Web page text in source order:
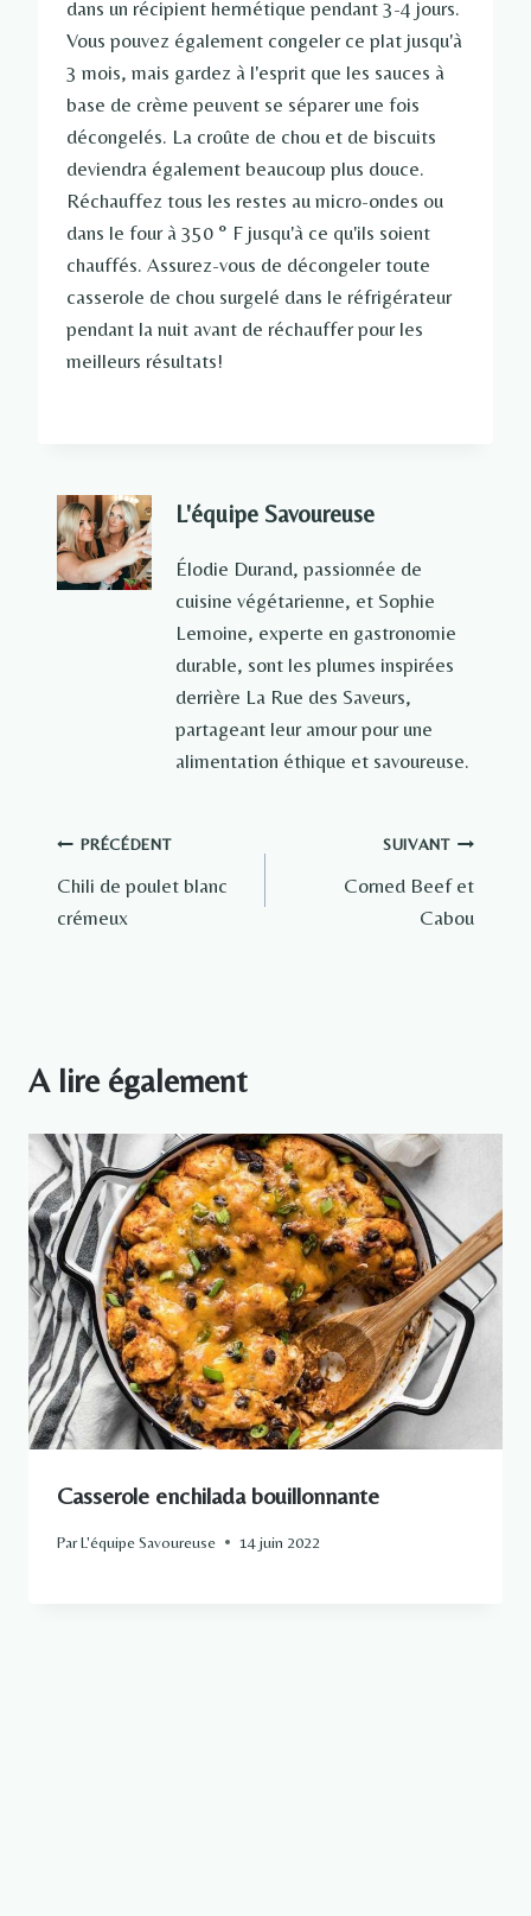
dans un récipient hermétique pendant 3-4 jours.
Vous pouvez également congeler ce plat jusqu'à
3 mois, mais gardez à l'esprit que les sauces à
base de crème peuvent se séparer une fois
décongelés. La croûte de chou et de biscuits
deviendra également beaucoup plus douce.
Réchauffez tous les restes au micro-ondes ou
dans le four à 350 ° F jusqu'à ce qu'ils soient
chauffés. Assurez-vous de décongeler toute
casserole de chou surgelé dans le réfrigérateur
pendant la nuit avant de réchauffer pour les
meilleurs résultats!
L'équipe Savoureuse
Élodie Durand, passionnée de
cuisine végétarienne, et Sophie
Lemoine, experte en gastronomie
durable, sont les plumes inspirées
derrière La Rue des Saveurs,
partageant leur amour pour une
alimentation éthique et savoureuse.
Navigation
de
PRÉCÉDENT
Chili de poulet blanc
crémeux
SUIVANT
Corned Beef et
Cabou
A lire également
Casserole enchilada bouillonnante
ParL'équipe Savoureuse 14 juin 2022